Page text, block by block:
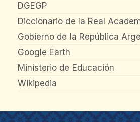
DGEGP
Diccionario de la Real
Gobierno de la República
Google Earth
Ministerio de Educación
Wikipedia